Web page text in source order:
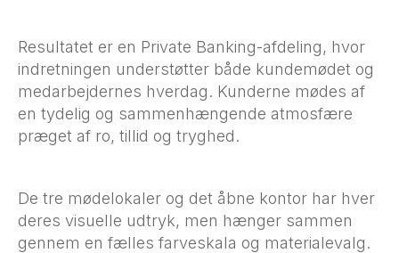
Resultatet er en Private Banking-afdeling, hvor
indretningen understøtter både kundemødet og
medarbejdernes hverdag. Kunderne mødes af
en tydelig og sammenhængende atmosfære
præget af ro, tillid og tryghed.
De tre mødelokaler og det åbne kontor har hver
deres visuelle udtryk, men hænger sammen
gennem en fælles farveskala og materialevalg.